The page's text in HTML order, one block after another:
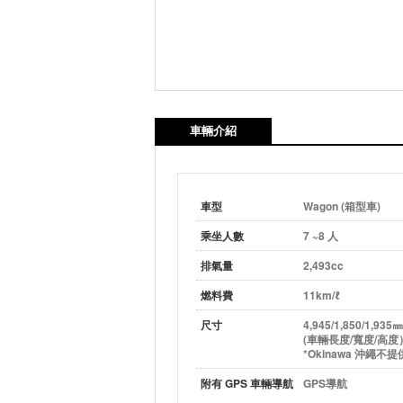
車輛介紹
車型
Wagon (箱型車)
乘坐人數
7 ~8 人
排氣量
2,493cc
燃料費
11km/ℓ
尺寸
4,945/1,850/1,935㎜
(車輛長度/寬度/高度
*Okinawa 沖繩不提
附有 GPS 車輛導航
GPS導航